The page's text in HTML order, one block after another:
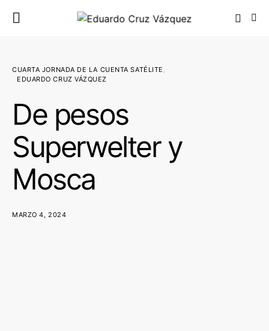
CUARTA JORNADA DE LA CUENTA SATÉLITE
EDUARDO CRUZ VÁZQUEZ
De pesos
Superwelter y
Mosca
MARZO 4, 2024